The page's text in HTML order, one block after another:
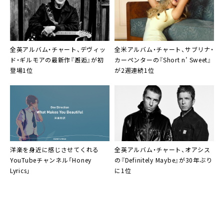
全英アルバム・チャート、デヴィッ
ド・ギルモアの最新作『邂逅』が初
登場1位
全米アルバム・チャート、サブリナ・
カーペンターの『Short n’ Sweet』
が2週連続1位
洋楽を身近に感じさせてくれる
YouTubeチャンネル「Honey
Lyrics」
全英アルバム・チャート、オアシス
の『Definitely Maybe』が30年ぶり
に1位